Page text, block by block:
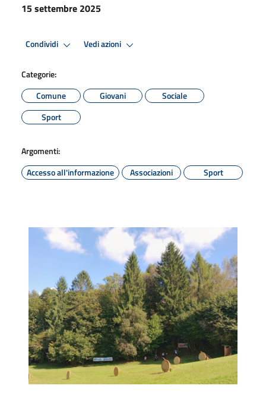
15 settembre 2025
Condividi Vedi azioni
Categorie:
Comune
Giovani
Sociale
Sport
Argomenti:
Accesso all'informazione
Associazioni Sport